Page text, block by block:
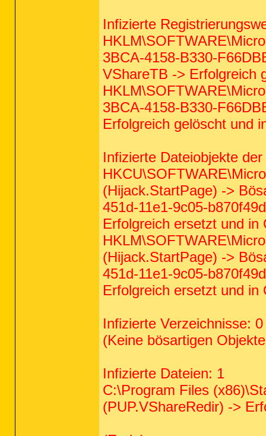
Infizierte
3BCA-4158-B330-
VShareTB -> Erfolgreich
3BCA-4158-B330-
Erfolgreich gelöscht und
Infizierte Dateiobjekte
(Hijack.StartPage) ->
451d-11e1-9c05-
Erfolgreich ersetzt und in
(Hijack.StartPage) ->
451d-11e1-9c05-
Erfolgreich ersetzt und in
Infizierte Verzeichnisse: 0
(Keine bösartigen
Infizierte Dateien: 1
C:\Program Files
(PUP.VShareRedir) ->